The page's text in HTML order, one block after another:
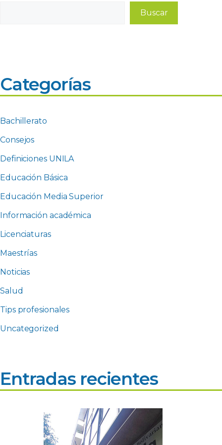
Buscar
Categorías
Bachillerato
Consejos
Definiciones UNILA
Educación Básica
Educación Media Superior
Información académica
Licenciaturas
Maestrías
Noticias
Salud
Tips profesionales
Uncategorized
Entradas recientes